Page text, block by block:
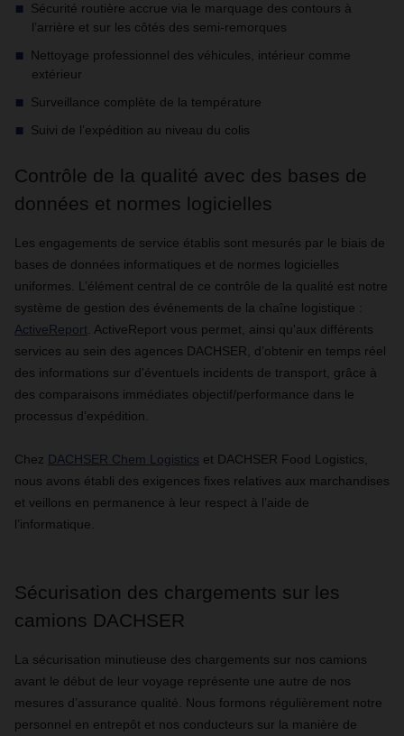
Sécurité routière accrue via le marquage des contours à
l’arrière et sur les côtés des semi-remorques
Nettoyage professionnel des véhicules, intérieur comme
extérieur
Surveillance complète de la température
Suivi de l’expédition au niveau du colis
Contrôle de la qualité avec des bases de
données et normes logicielles
Les engagements de service établis sont mesurés par le biais de
bases de données informatiques et de normes logicielles
uniformes. L’élément central de ce contrôle de la qualité est notre
système de gestion des événements de la chaîne logistique :
ActiveReport . ActiveReport vous permet, ainsi qu'aux différents
services au sein des agences DACHSER, d’obtenir en temps réel
des informations sur d'éventuels incidents de transport, grâce à
des comparaisons immédiates objectif/performance dans le
processus d’expédition.
Chez DACHSER Chem Logistics et DACHSER Food Logistics,
nous avons établi des exigences fixes relatives aux marchandises
et veillons en permanence à leur respect à l’aide de
l’informatique.
Sécurisation des chargements sur les
camions DACHSER
La sécurisation minutieuse des chargements sur nos camions
avant le début de leur voyage représente une autre de nos
mesures d’assurance qualité. Nous formons régulièrement notre
personnel en entrepôt et nos conducteurs sur la manière de